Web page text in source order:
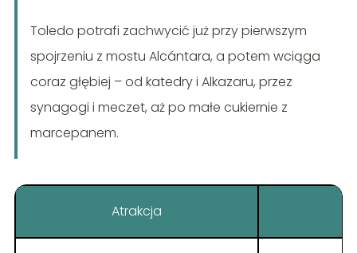
Toledo potrafi zachwycić już przy pierwszym
spojrzeniu z mostu Alcántara, a potem wciąga
coraz głębiej – od katedry i Alkazaru, przez
synagogi i meczet, aż po małe cukiernie z
marcepanem.
Atrakcja